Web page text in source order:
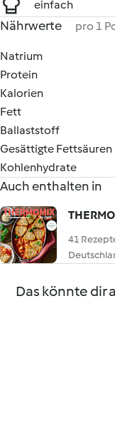
einfach
Nährwerte pro 1
Natrium
Protein
Kalorien
Fett
Ballaststoff
Gesättigte Fettsäuren
Kohlenhydrate
Auch enthalten in
41
Das könnte dir